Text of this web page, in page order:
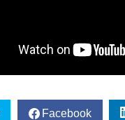
Facebook